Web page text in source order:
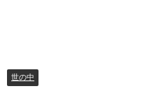
世の中